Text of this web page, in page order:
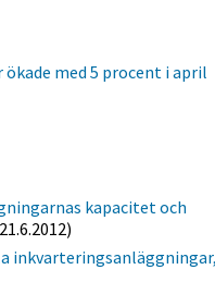
med 5 procent i april
kapacitet och